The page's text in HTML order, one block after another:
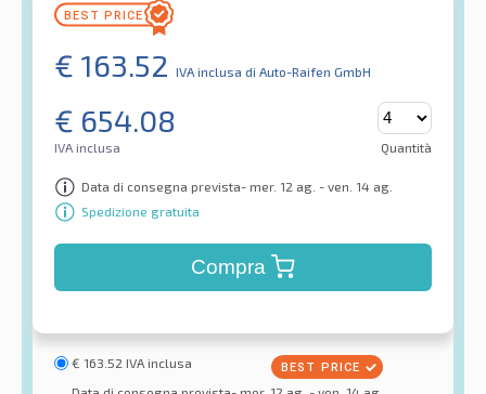
€ 163.52 IVA inclusa di Auto-Raifen GmbH
€ 654.08
IVA inclusa Quantità
Data di consegna prevista- mer. 12 ag. - ven. 14 ag.
Spedizione gratuita
Compra
€ 163.52 IVA inclusa